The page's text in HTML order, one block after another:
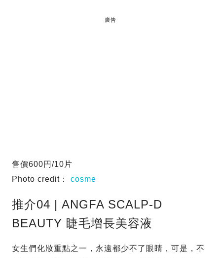
廣告
售價600円/10片
Photo credit： cosme
推介04 | ANGFA SCALP-D
BEAUTY 睫毛增長美容液
女生們化妝重點之一，永遠都少不了眼睛，可是，不